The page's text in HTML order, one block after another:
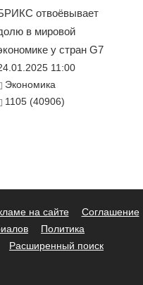
отвоёвывает
в мировой
у стран G7
11:00
Экономика
1105 (40906)
на сайте
Соглашение
Политика
Расширенный поиск